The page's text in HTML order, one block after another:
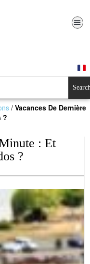
/Vacances De Dernière
?
: Et
?